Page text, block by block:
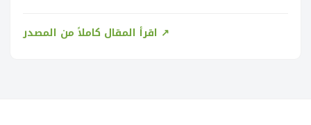
اقرأ المقال كاملاً من المصدر ↗